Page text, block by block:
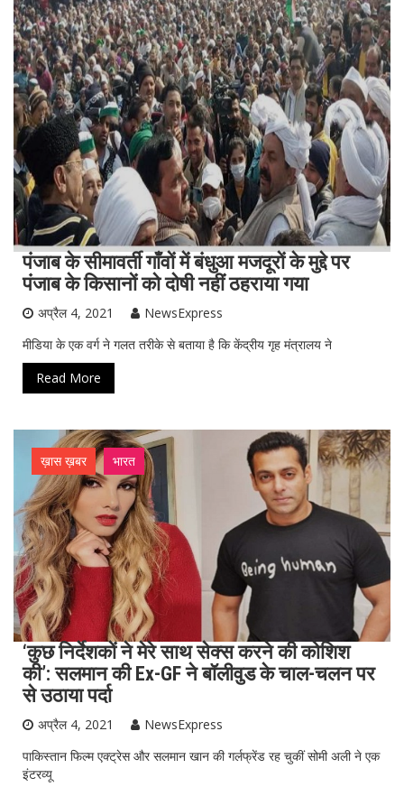
पंजाब के सीमावर्ती गाँवों में बंधुआ मजदूरों के मुद्दे पर
पंजाब के किसानों को दोषी नहीं ठहराया गया
अप्रैल 4, 2021
NewsExpress
मीडिया के एक वर्ग ने गलत तरीके से बताया है कि केंद्रीय गृह मंत्रालय ने
Read More
ख़ास ख़बर भारत
‘कुछ निर्देशकों ने मेरे साथ सेक्स करने की कोशिश
की’: सलमान की Ex-GF ने बॉलीवुड के चाल-चलन पर
से उठाया पर्दा
अप्रैल 4, 2021
NewsExpress
पाकिस्तान फिल्म एक्ट्रेस और सलमान खान की गर्लफ्रेंड रह चुकीं सोमी अली ने एक
इंटरव्यू